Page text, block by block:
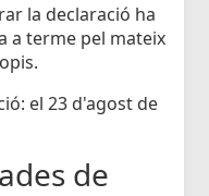
la declaració ha
a terme pel mateix
el 23 d'agost de
de